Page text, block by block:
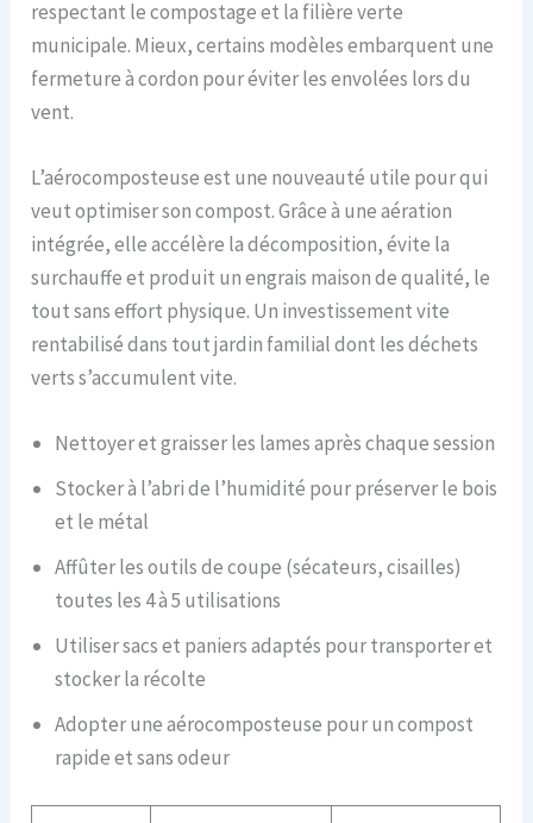
respectant le compostage et la filière verte
municipale. Mieux, certains modèles embarquent une
fermeture à cordon pour éviter les envolées lors du
vent.
L’aérocomposteuse est une nouveauté utile pour qui
veut optimiser son compost. Grâce à une aération
intégrée, elle accélère la décomposition, évite la
surchauffe et produit un engrais maison de qualité, le
tout sans effort physique. Un investissement vite
rentabilisé dans tout jardin familial dont les déchets
verts s’accumulent vite.
Nettoyer et graisser les lames après chaque session
Stocker à l’abri de l’humidité pour préserver le bois
et le métal
Affûter les outils de coupe (sécateurs, cisailles)
toutes les 4 à 5 utilisations
Utiliser sacs et paniers adaptés pour transporter et
stocker la récolte
Adopter une aérocomposteuse pour un compost
rapide et sans odeur